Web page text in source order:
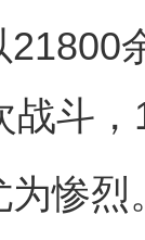
战斗
烈